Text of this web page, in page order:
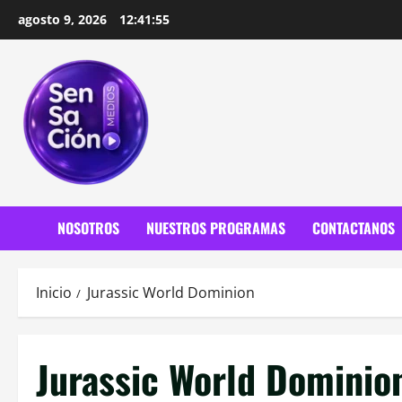
agosto 9, 2026 12:41:56
NOSOTROS NUESTROS PROGRAMAS CONTACTANOS
Inicio Jurassic World Dominion
Jurassic World